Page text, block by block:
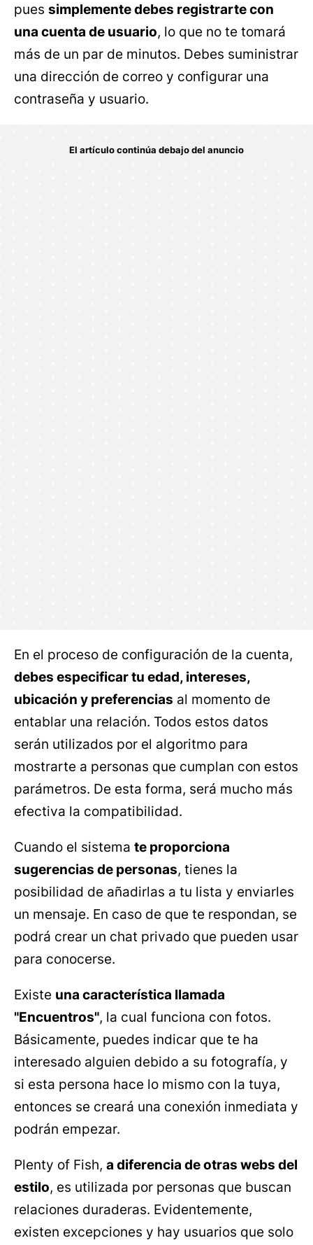
pues simplemente debes registrarte con
una cuenta de usuario, lo que no te tomará
más de un par de minutos. Debes suministrar
una dirección de correo y configurar una
contraseña y usuario.
En el proceso de configuración de la cuenta,
debes especificar tu edad, intereses,
ubicación y preferencias al momento de
entablar una relación. Todos estos datos
serán utilizados por el algoritmo para
mostrarte a personas que cumplan con estos
parámetros. De esta forma, será mucho más
efectiva la compatibilidad.
Cuando el sistema te proporciona
sugerencias de personas, tienes la
posibilidad de añadirlas a tu lista y enviarles
un mensaje. En caso de que te respondan, se
podrá crear un chat privado que pueden usar
para conocerse.
Existe una característica llamada
"Encuentros", la cual funciona con fotos.
Básicamente, puedes indicar que te ha
interesado alguien debido a su fotografía, y
si esta persona hace lo mismo con la tuya,
entonces se creará una conexión inmediata y
podrán empezar.
Plenty of Fish, a diferencia de otras webs del
estilo, es utilizada por personas que buscan
relaciones duraderas. Evidentemente,
existen excepciones y hay usuarios que solo